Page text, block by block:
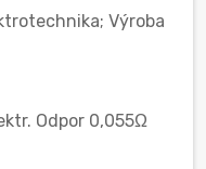
Výroba
Odpor 0,055Ω